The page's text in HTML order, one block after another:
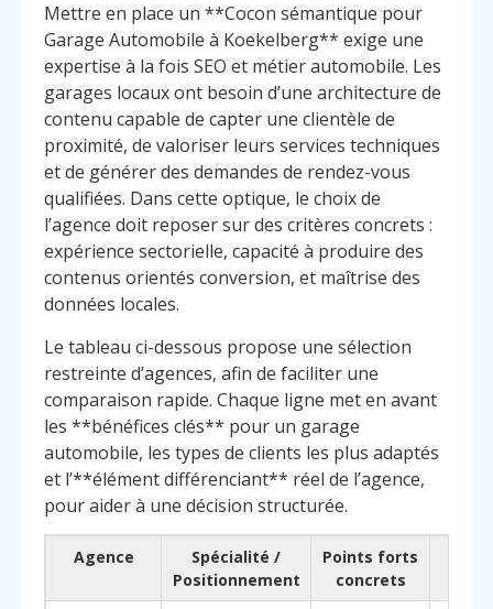
Mettre en place un **Cocon sémantique pour
Garage Automobile à Koekelberg** exige une
expertise à la fois SEO et métier automobile. Les
garages locaux ont besoin d’une architecture de
contenu capable de capter une clientèle de
proximité, de valoriser leurs services techniques
et de générer des demandes de rendez-vous
qualifiées. Dans cette optique, le choix de
l’agence doit reposer sur des critères concrets :
expérience sectorielle, capacité à produire des
contenus orientés conversion, et maîtrise des
données locales.
Le tableau ci-dessous propose une sélection
restreinte d’agences, afin de faciliter une
comparaison rapide. Chaque ligne met en avant
les **bénéfices clés** pour un garage
automobile, les types de clients les plus adaptés
et l’**élément différenciant** réel de l’agence,
pour aider à une décision structurée.
Agence
Spécialité /
Positionnement
Points forts
concrets